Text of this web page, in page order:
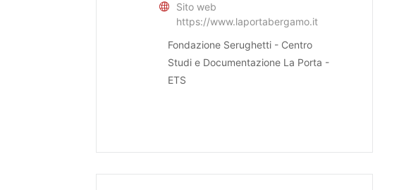
Sito web
https://www.laportabergamo.it
Fondazione Serughetti - Centro
Studi e Documentazione La Porta -
ETS